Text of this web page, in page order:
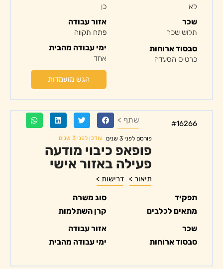
לא כן
שכר
תלוש שכר
סבסוד ארוחות
כרטיס הסעדה
אזור עבודה
פתח תקווה
ימי עבודה מהבית
אחד
הגש מועמדות
#16266 שתף >
פורסם לפני 3 שנים עודכן לפני 3 שנים
פופאפ כיבוי מודעה
פעילה באזור אישי
תיאור > דרישות >
תפקיד
מתאים לכלבים
סוג משרה
קרן השתלמות
שכר
סבסוד ארוחות
אזור עבודה
ימי עבודה מהבית